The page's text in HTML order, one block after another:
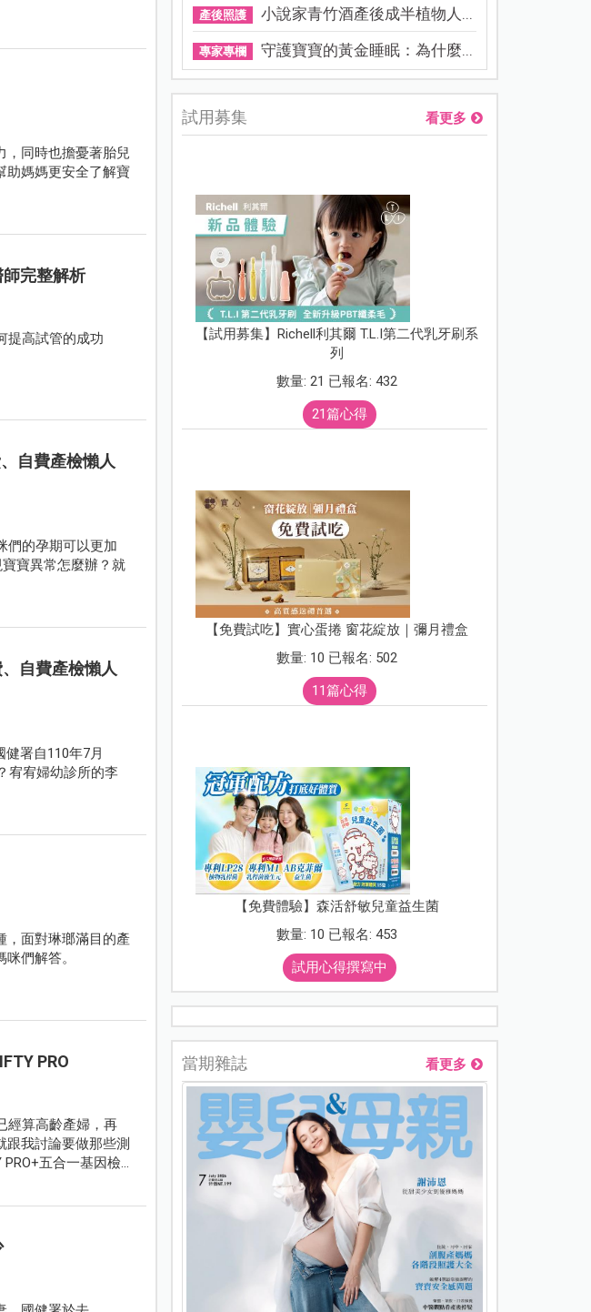
，同時也擔憂著胎兒
助媽媽更安全了解寶
完整解析
提高試管的成功
自費產檢懶人
們的孕期可以更加
寶異常怎麼辦？就
自費產檢懶人
署自110年7月
宥宥婦幼診所的李
，面對琳瑯滿目的產
們解答。
PRO
經算高齡產婦，再
我討論要做那些測
五合一基因檢
產後照護 小說家青竹酒產後成半植物人...
專家專欄 守護寶寶的黃金睡眠：為什麼...
試用募集 看更多
【試用募集】Richell利其爾 T.L.I第二代乳牙刷系
列
數量: 21 已報名: 432
21篇心得
【免費試吃】實心蛋捲 窗花綻放｜彌月禮盒
數量: 10 已報名: 502
11篇心得
【免費體驗】森活舒敏兒童益生菌
數量: 10 已報名: 453
試用心得撰寫中
當期雜誌 看更多